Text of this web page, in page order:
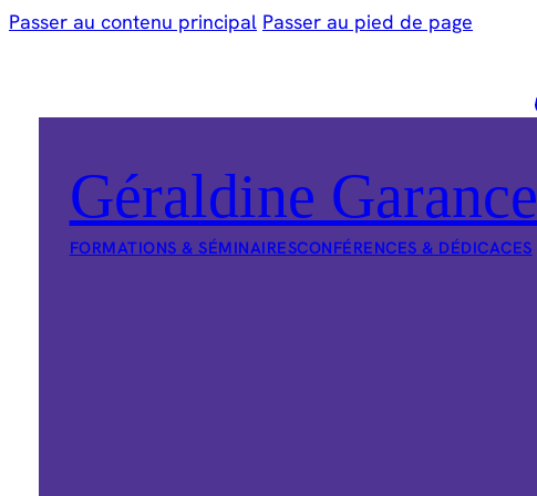
Passer au contenu principal Passer au pied de page
Géraldine Garance
FORMATIONS & SÉMINAIRESCONFÉRENCES & DÉDICACES